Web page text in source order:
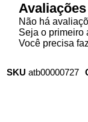
Avaliações
Não há
Seja o primeiro
Você precisa
SKU atb00000727